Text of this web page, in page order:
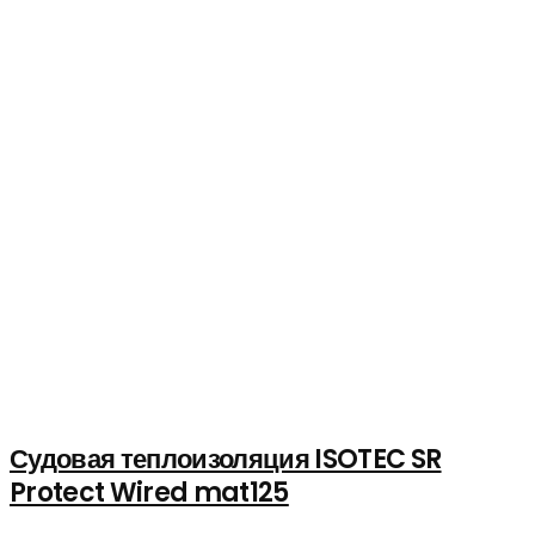
Судовая теплоизоляция ISOTEC SR
Protect Wired mat125